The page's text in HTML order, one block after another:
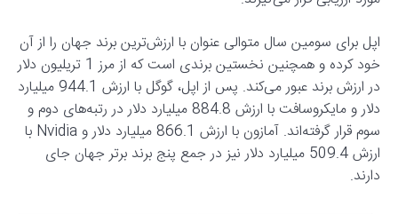
اپل برای سومین سال متوالی عنوان با ارزش‌ترین برند جهان را از آن
خود کرده و همچنین نخستین برندی است که از مرز 1 تریلیون دلار
در ارزش برند عبور می‌کند. پس از اپل، گوگل با ارزش 944.1 میلیارد
دلار و مایکروسافت با ارزش 884.8 میلیارد دلار در رتبه‌های دوم و
سوم قرار گرفته‌اند. آمازون با ارزش 866.1 میلیارد دلار و Nvidia با
ارزش 509.4 میلیارد دلار نیز در جمع پنج برند برتر جهان جای
دارند.